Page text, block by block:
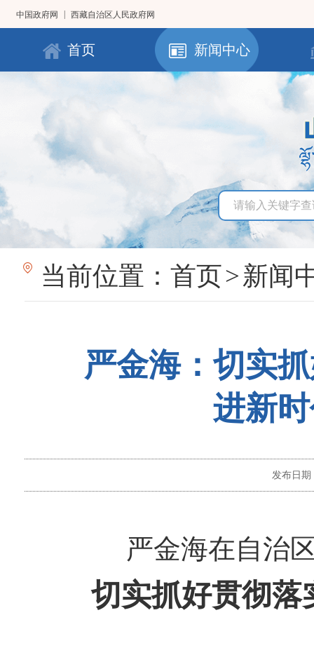
中国政府网 西藏自治区人民政府网
首页 新闻中心
当前位置： 首页>新闻
严金海：切实
进新
发布日期
严金海在自治
切实抓好贯彻落